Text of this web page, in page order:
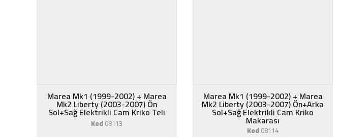
Marea Mk1 (1999-2002) + Marea
Mk2 Liberty (2003-2007) Ön
Sol+Sağ Elektrikli Cam Kriko Teli
Kod08113
Marea Mk1 (1999-2002) + Marea
Mk2 Liberty (2003-2007) Ön+Arka
Sol+Sağ Elektrikli Cam Kriko
Makarası
Kod08114